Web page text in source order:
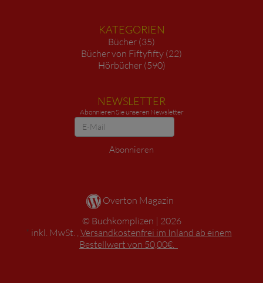
KATEGORIEN
Bücher (35)
Bücher von Fiftyfifty (22)
Hörbücher (590)
NEWSLETTER
Abonnieren Sie unseren Newsletter
Newsletter
Abonnieren
Overton Magazin
Buchkomplizen
2026
* inkl. MwSt. , Versandkostenfrei im Inland ab einem
Bestellwert von 50,00€.